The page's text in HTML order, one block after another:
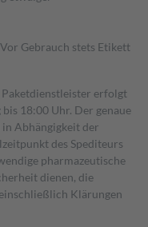
Gebrauch stets Etikett
Paketdienstleister erfolgt
18:00 Uhr. Der genaue
Abhängigkeit der
des Spediteurs
pharmazeutische
dienen, die
Klärungen